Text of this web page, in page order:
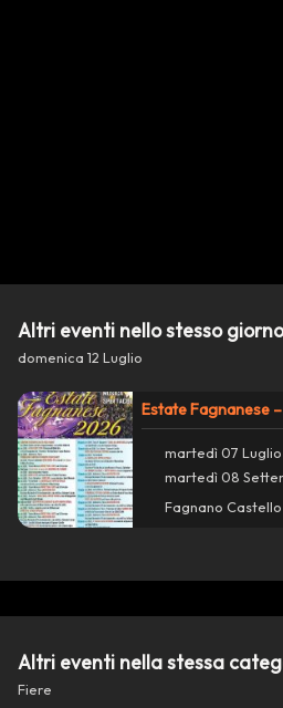
Azioni
Condividi su WhatsApp
Copia collegamento
Segnala un problema con
Altri eventi nello stesso
domenica 12 Luglio
Estate Fagnanese
martedì 07 Luglio
martedì 08
Fagnano Castello
Altri eventi nella stessa
Fiere